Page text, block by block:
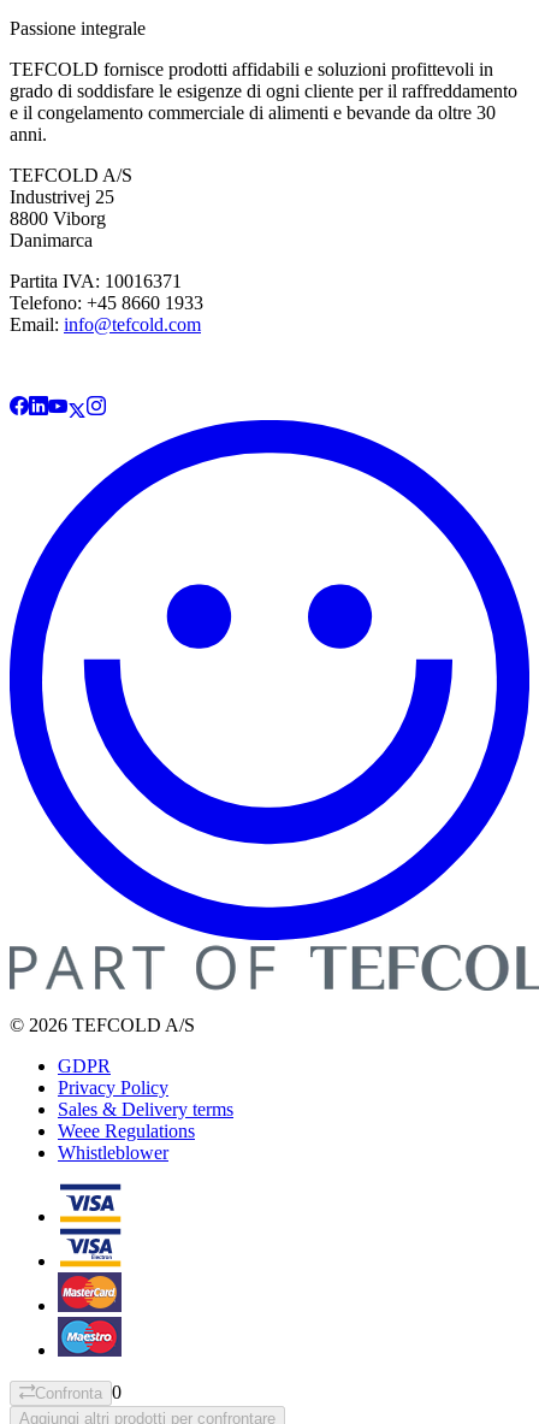
Passione integrale
TEFCOLD fornisce prodotti affidabili e soluzioni profittevoli in
grado di soddisfare le esigenze di ogni cliente per il raffreddamento
e il congelamento commerciale di alimenti e bevande da oltre 30
anni.
TEFCOLD A/S
Industrivej 25
8800 Viborg
Danimarca
Partita IVA: 10016371
Telefono: +45 8660 1933
Email: info@tefcold.com
© 2026 TEFCOLD A/S
GDPR
Privacy Policy
Sales & Delivery terms
Weee Regulations
Whistleblower
Confronta 0
Aggiungi altri prodotti per confrontare